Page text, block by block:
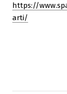
https://
arti/